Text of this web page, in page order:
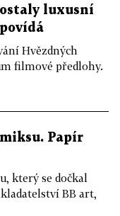
luxusní
Hvězdných
filmové předlohy.
Papír
který se dočkal
BB art,